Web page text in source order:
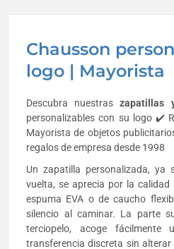
Chausson
logo | Mayorista
Descubra nuestraszapatillas
personalizables con su logo ✔️
Mayorista de objetos
regalos de empresa desde 1998
Un zapatilla personalizada, ya
vuelta, se aprecia por la
espuma EVA o de caucho
silencio al caminar. La parte
terciopelo, acoge
transferencia discreta sin